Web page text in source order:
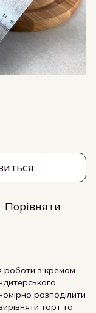
Порівняти
роботи з кремом
розподілити
торт та